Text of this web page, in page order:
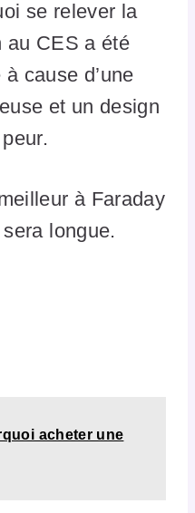
se relever la
au CES a été
cause d’une
et un design
à Faraday
longue.
acheter une